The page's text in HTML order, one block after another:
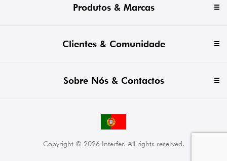
Produtos & Marcas
Clientes & Comunidade
Sobre Nós & Contactos
Copyright © 2026 Interfer. All rights reserved.